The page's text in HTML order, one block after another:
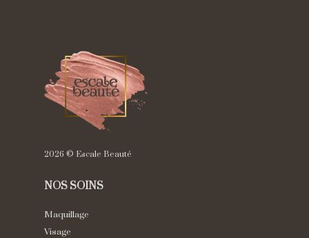
2026 © Escale Beauté
NOS SOINS
Maquillage
Visage